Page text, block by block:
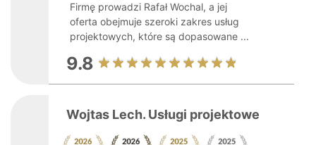
Firmę prowadzi Rafał Wochal, a jej
oferta obejmuje szeroki zakres usług
projektowych, które są dopasowane ...
9.8
Wojtas Lech. Usługi projektowe